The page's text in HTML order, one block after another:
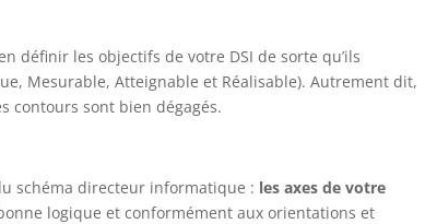
définir les objectifs de votre DSI de sorte qu’ils
Mesurable, Atteignable et Réalisable). Autrement dit,
contours sont bien dégagés.
schéma directeur informatique : les axes de votre
logique et conformément aux orientations et